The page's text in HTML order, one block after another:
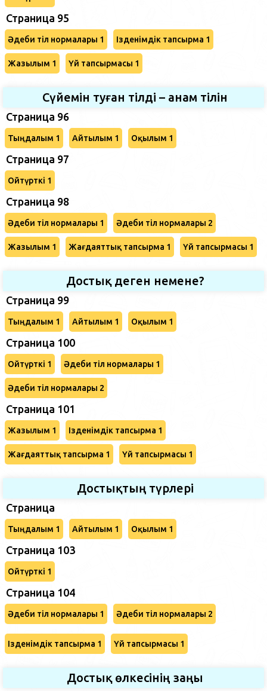
Страница 95
Әдеби тіл нормалары 1 Ізденімдік тапсырма 1
Жазылым 1 Үй тапсырмасы 1
Сүйемін туған тілді – анам тілін
Страница 96
Тыңдалым 1 Айтылым 1 Оқылым 1
Страница 97
Ойтүрткі 1
Страница 98
Әдеби тіл нормалары 1 Әдеби тіл нормалары 2
Жазылым 1 Жағдаяттық тапсырма 1 Үй тапсырмасы 1
Достық деген немене?
Страница 99
Тыңдалым 1 Айтылым 1 Оқылым 1
Страница 100
Ойтүрткі 1 Әдеби тіл нормалары 1
Әдеби тіл нормалары 2
Страница 101
Жазылым 1 Ізденімдік тапсырма 1
Жағдаяттық тапсырма 1 Үй тапсырмасы 1
Достықтың түрлері
Страница
Тыңдалым 1 Айтылым 1 Оқылым 1
Страница 103
Ойтүрткі 1
Страница 104
Әдеби тіл нормалары 1 Әдеби тіл нормалары 2
Ізденімдік тапсырма 1 Үй тапсырмасы 1
Достық өлкесінің заңы